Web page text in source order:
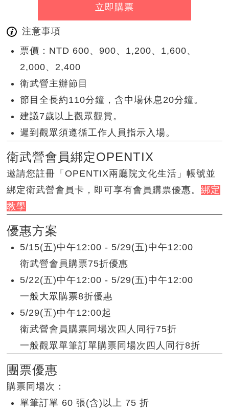
立即購票
注意事項
票價：NTD 600、900、1,200、1,600、
2,000、2,400
衛武營主辦節目
節目全長約110分鐘，含中場休息20分鐘。
建議7歲以上觀眾觀賞。
遲到觀眾須遵循工作人員指示入場。
衛武營會員綁定OPENTIX
邀請您註冊「OPENTIX兩廳院文化生活」帳號並
綁定衛武營會員卡，即可享有會員購票優惠。綁定
教學
優惠方案
5/15(五)中午12:00 - 5/29(五)中午12:00
衛武營會員購票75折優惠
5/22(五)中午12:00 - 5/29(五)中午12:00
一般大眾購票8折優惠
5/29(五)中午12:00起
衛武營會員購票同場次四人同行75折
一般觀眾單筆訂單購票同場次四人同行8折
團票優惠
購票同場次：
單筆訂單 60 張(含)以上 75 折